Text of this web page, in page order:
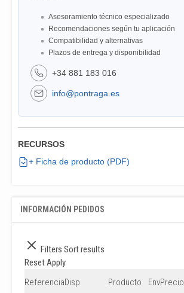
Asesoramiento técnico especializado
Recomendaciones según tu aplicación
Compatibilidad y alternativas
Plazos de entrega y disponibilidad
+34 881 183 016
info@pontraga.es
RECURSOS
+ Ficha de producto (PDF)
INFORMACIÓN PEDIDOS
Filters Sort results
ResetApply
ReferenciaDisp Producto EnvPrecio